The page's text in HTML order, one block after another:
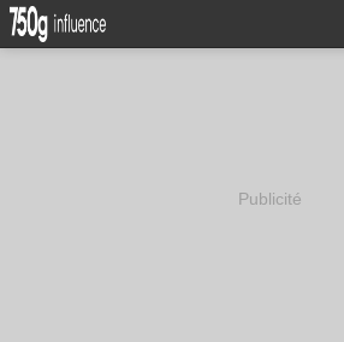
Publicité